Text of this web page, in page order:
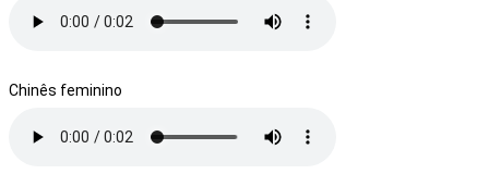
Chinês feminino